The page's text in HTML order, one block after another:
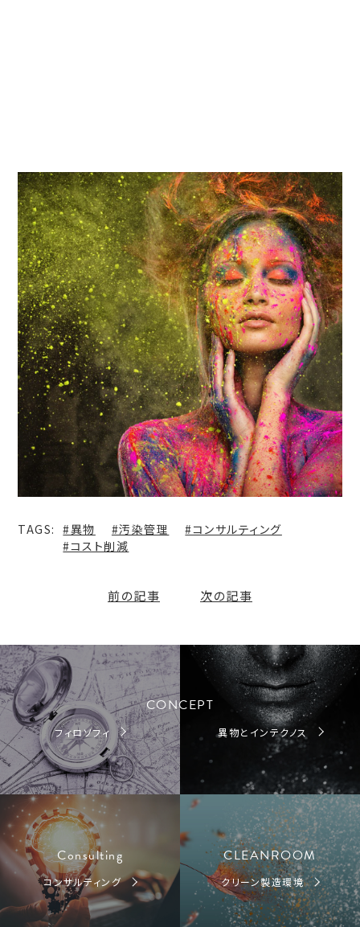
#異物 #汚染管理
#コンサルティング
#コスト削減
前の記事 次の記事
フィロソフィ
CONCEPT
異物とインテクノス
Consulting
コンサルティング
CLEANROOM
クリーン製造環境